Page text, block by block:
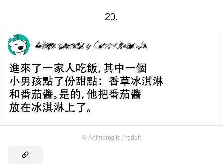
20.
© AnImbroglio / reddit